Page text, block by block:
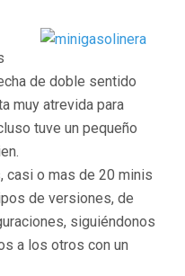
de doble sentido
muy atrevida para
tuve un pequeño
casi o mas de 20 minis
de versiones, de
siguiéndonos
a los otros con un